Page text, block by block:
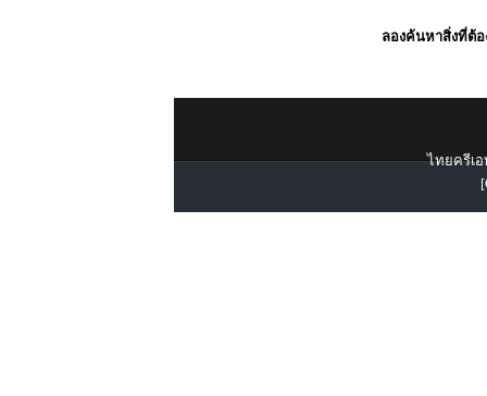
ลองค้นหาสิ่งที่ต้อ
ไทยครีเอ
[